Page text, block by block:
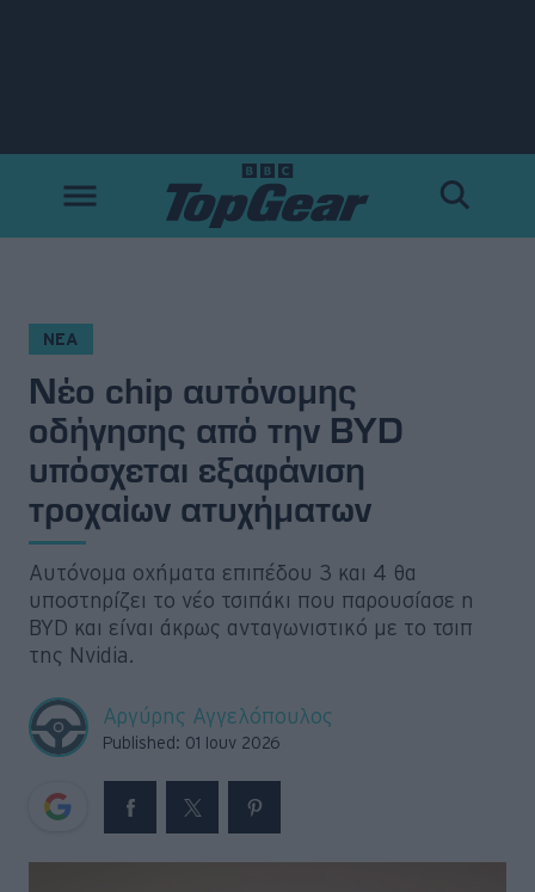
ΝΕΑ
Nέο chip αυτόνομης
οδήγησης από την BYD
υπόσχεται εξαφάνιση
τροχαίων ατυχήματων
Αυτόνομα οχήματα επιπέδου 3 και 4 θα
υποστηρίζει το νέο τσιπάκι που παρουσίασε η
BYD και είναι άκρως ανταγωνιστικό με το τσιπ
της Nvidia.
Αργύρης Αγγελόπουλος
Published: 01 Ιουν 2026
Δοκιμές
Motorsport
Άποψη
Viral
Big Reads
Retro
Moto
Συνεντεύξεις